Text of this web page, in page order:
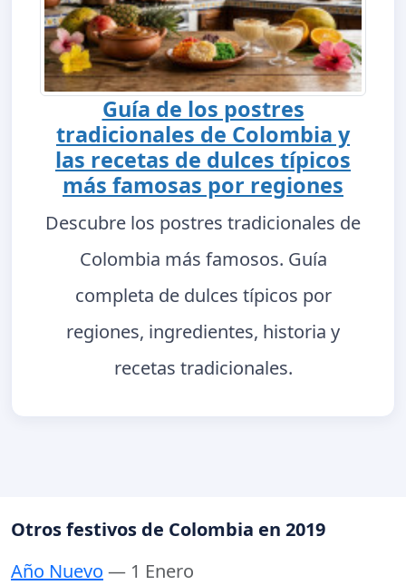
Guía de los postres
tradicionales de Colombia y
las recetas de dulces típicos
más famosas por regiones
Descubre los postres tradicionales de
Colombia más famosos. Guía
completa de dulces típicos por
regiones, ingredientes, historia y
recetas tradicionales.
Otros festivos de Colombia en 2019
Año Nuevo — 1 Enero